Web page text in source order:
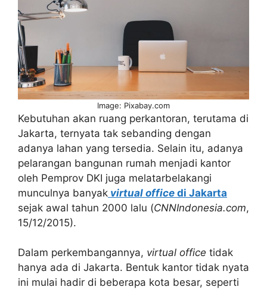
Image: Pixabay.com
Kebutuhan akan ruang perkantoran, terutama di
Jakarta, ternyata tak sebanding dengan
adanya lahan yang tersedia. Selain itu, adanya
pelarangan bangunan rumah menjadi kantor
oleh Pemprov DKI juga melatarbelakangi
munculnya banyak virtual office di Jakarta
sejak awal tahun 2000 lalu (CNNIndonesia.com,
15/12/2015).
Dalam perkembangannya, virtual office tidak
hanya ada di Jakarta. Bentuk kantor tidak nyata
ini mulai hadir di beberapa kota besar, seperti